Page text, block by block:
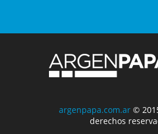
argenpapa.com.ar ©
derechos